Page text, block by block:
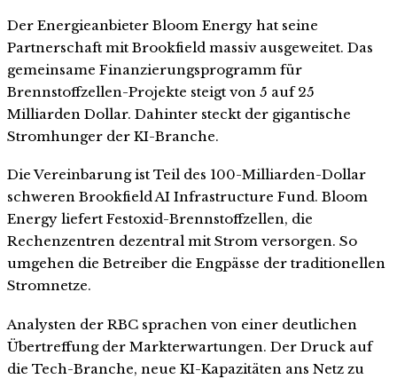
Der Energieanbieter Bloom Energy hat seine
Partnerschaft mit Brookfield massiv ausgeweitet. Das
gemeinsame Finanzierungsprogramm für
Brennstoffzellen-Projekte steigt von 5 auf 25
Milliarden Dollar. Dahinter steckt der gigantische
Stromhunger der KI-Branche.
Die Vereinbarung ist Teil des 100-Milliarden-Dollar
schweren Brookfield AI Infrastructure Fund. Bloom
Energy liefert Festoxid-Brennstoffzellen, die
Rechenzentren dezentral mit Strom versorgen. So
umgehen die Betreiber die Engpässe der traditionellen
Stromnetze.
Analysten der RBC sprachen von einer deutlichen
Übertreffung der Markterwartungen. Der Druck auf
die Tech-Branche, neue KI-Kapazitäten ans Netz zu